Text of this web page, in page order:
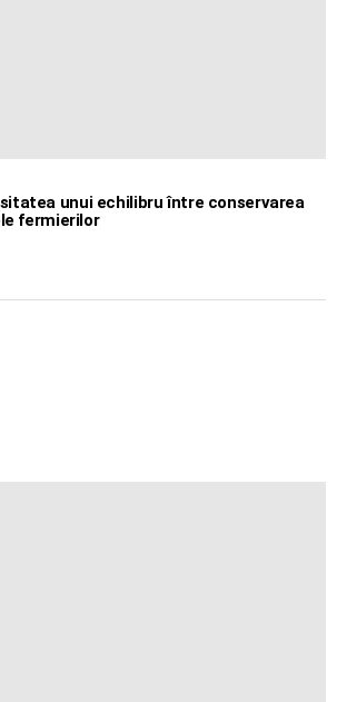
unui echilibru între conservarea
fermierilor